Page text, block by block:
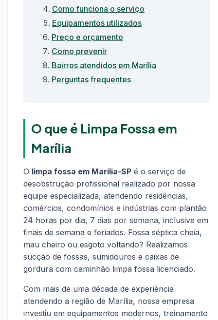
Como funciona o serviço
Equipamentos utilizados
Preço e orçamento
Como prevenir
Bairros atendidos em Marília
Perguntas frequentes
O que é Limpa Fossa em
Marília
O limpa fossa em Marília-SP é o serviço de
desobstrução profissional realizado por nossa
equipe especializada, atendendo residências,
comércios, condomínios e indústrias com plantão
24 horas por dia, 7 dias por semana, inclusive em
finais de semana e feriados. Fossa séptica cheia,
mau cheiro ou esgoto voltando? Realizamos
sucção de fossas, sumidouros e caixas de
gordura com caminhão limpa fossa licenciado.
Com mais de uma década de experiência
atendendo a região de Marília, nossa empresa
investiu em equipamentos modernos, treinamento